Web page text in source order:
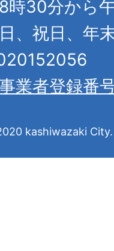
時30分から
、祝日、年
業者登録番
kashiwazaki